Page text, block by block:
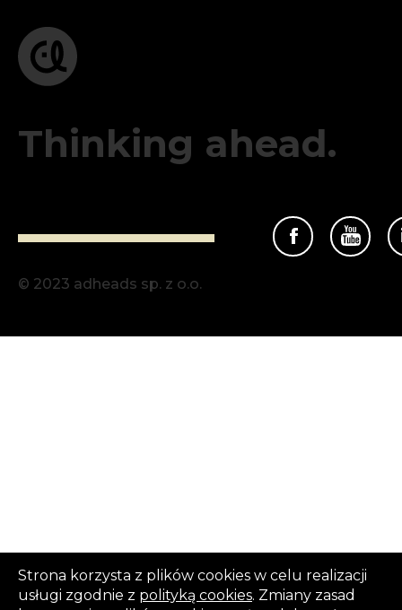
Thinking ahead.
© 2023 adheads sp. z o.o.
Strona korzysta z plików cookies w celu realizacji
usługi zgodnie z polityką cookies. Zmiany zasad